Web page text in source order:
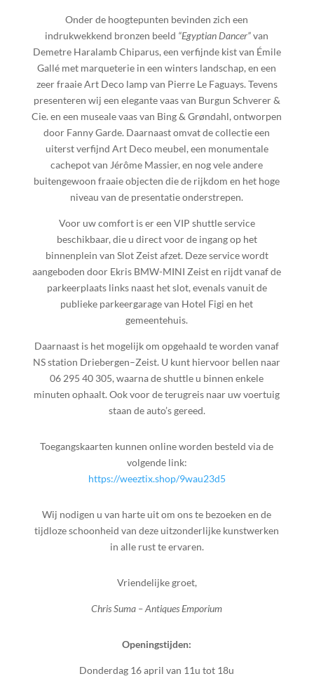
Onder de hoogtepunten bevinden zich een
indrukwekkend bronzen beeld “Egyptian Dancer”van
Demetre Haralamb Chiparus, een verfijnde kist van Émile
Gallé met marqueterie in een winters landschap, en een
zeer fraaie Art Deco lamp van Pierre Le Faguays. Tevens
presenteren wij een elegante vaas van Burgun Schverer &
Cie. en een museale vaas van Bing & Grøndahl, ontworpen
door Fanny Garde. Daarnaast omvat de collectie een
uiterst verfijnd Art Deco meubel, een monumentale
cachepot van Jérôme Massier, en nog vele andere
buitengewoon fraaie objecten die de rijkdom en het hoge
niveau van de presentatie onderstrepen.
Voor uw comfort is er een VIP shuttle service
beschikbaar, die u direct voor de ingang op het
binnenplein van Slot Zeist afzet. Deze service wordt
aangeboden door Ekris BMW-MINI Zeist en rijdt vanaf de
parkeerplaats links naast het slot, evenals vanuit de
publieke parkeergarage van Hotel Figi en het
gemeentehuis.
Daarnaast is het mogelijk om opgehaald te worden vanaf
NS station Driebergen–Zeist. U kunt hiervoor bellen naar
06 295 40 305, waarna de shuttle u binnen enkele
minuten ophaalt. Ook voor de terugreis naar uw voertuig
staan de auto’s gereed.
Toegangskaarten kunnen online worden besteld via de
volgende link:
https://weeztix.shop/9wau23d5
Wij nodigen u van harte uit om ons te bezoeken en de
tijdloze schoonheid van deze uitzonderlijke kunstwerken
in alle rust te ervaren.
Vriendelijke groet,
Chris Suma – Antiques Emporium
Openingstijden:
Donderdag 16 april van 11u tot 18u